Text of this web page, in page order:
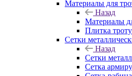
Материалы для
Назад
Материалы
Плитка
Сетки
Назад
Сетки
Сетка